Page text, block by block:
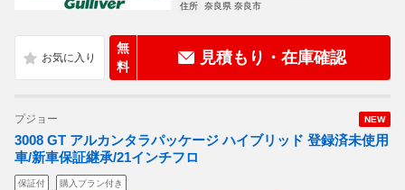
住所
奈良県 奈良市
無
料
見積もり・在庫確認
NEW
プジョー
3008 GT アルカンタラパッケージ ハイブリッド 登録済未使用
車/新車保証継承/21インチフロ
保証付 購入プラン付き